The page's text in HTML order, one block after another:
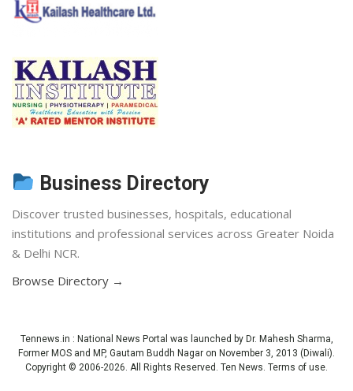
Business Directory
Discover trusted businesses, hospitals, educational
institutions and professional services across Greater Noida
& Delhi NCR.
Browse Directory →
Tennews.in : National News Portal was launched by Dr. Mahesh Sharma,
Former MOS and MP, Gautam Buddh Nagar on November 3, 2013 (Diwali).
Copyright © 2006-2026. All Rights Reserved. Ten News. Terms of use